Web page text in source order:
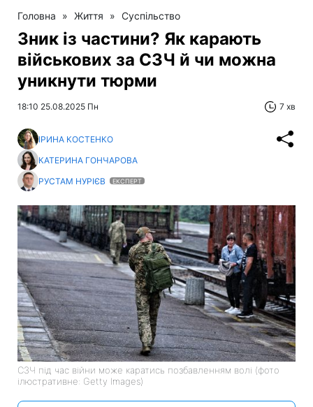
Головна » Життя » Суспільство
Зник із частини? Як карають
військових за СЗЧ й чи можна
уникнути тюрми
18:10 25.08.2025 Пн 7 хв
ІРИНА КОСТЕНКО
КАТЕРИНА ГОНЧАРОВА
РУСТАМ НУРІЄВ
ЕКСПЕРТ
СЗЧ під час війни може каратись позбавленням волі (фото
ілюстративне: Getty Images)